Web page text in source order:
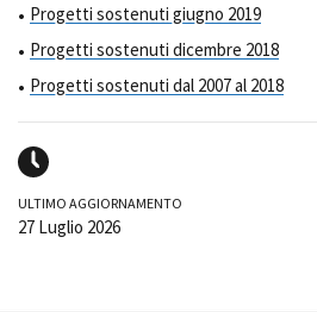
Progetti sostenuti giugno 2019
Progetti sostenuti dicembre 2018
Progetti sostenuti dal 2007 al 2018
ULTIMO AGGIORNAMENTO
27 Luglio 2026